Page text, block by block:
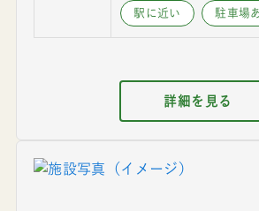
駅に近い 駐車場
詳細を見る